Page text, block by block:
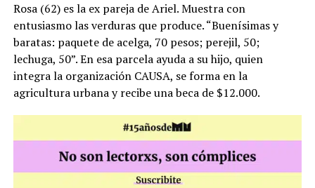
Rosa (62) es la ex pareja de Ariel. Muestra con
entusiasmo las verduras que produce. “Buenísimas y
baratas: paquete de acelga, 70 pesos; perejil, 50;
lechuga, 50”. En esa parcela ayuda a su hijo, quien
integra la organización CAUSA, se forma en la
agricultura urbana y recibe una beca de $12.000.